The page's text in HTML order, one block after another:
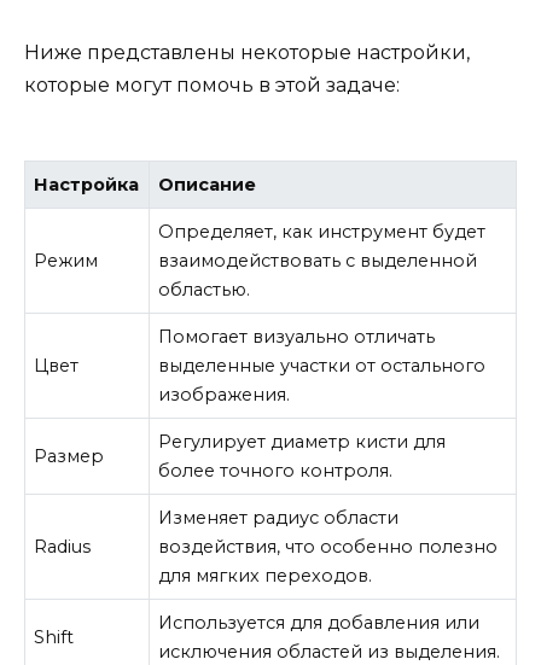
Ниже представлены некоторые настройки,
которые могут помочь в этой задаче:
Настройка Описание
Режим
Определяет, как инструмент будет
взаимодействовать с выделенной
областью.
Цвет
Помогает визуально отличать
выделенные участки от остального
изображения.
Размер
Регулирует диаметр кисти для
более точного контроля.
Radius
Изменяет радиус области
воздействия, что особенно полезно
для мягких переходов.
Shift
Используется для добавления или
исключения областей из выделения.